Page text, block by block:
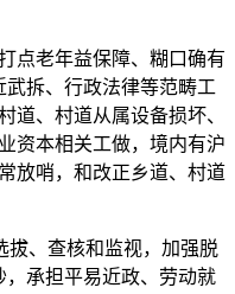
点老年益保障、糊口确有
拆、行政法律等范畴工
、村道从属设备损坏、
资本相关工做，境内有沪
放哨，和改正乡道、村道
、查核和监视，加强脱
承担平易近政、劳动就